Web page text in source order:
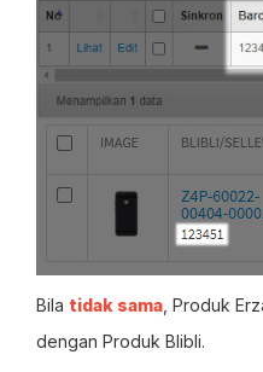
Bila tidak sama , Produk
dengan Produk Blibli.